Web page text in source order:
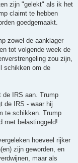
zijn "gelekt" als ik het
claimt te hebben
goedgemaakt.
zowel de aanklager
tot volgende week de
zou zijn,
schikken om de
de IRS aan. Trump
de IRS - waar hij
te schikken. Trump
met belastinggeld!
hoeveel rijker
zijn geworden, en
maar als